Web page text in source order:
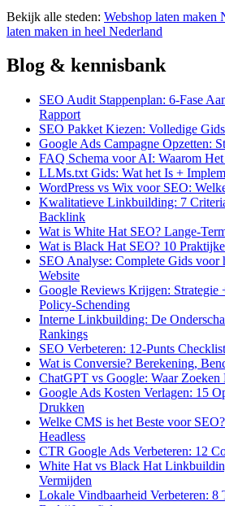
Bekijk alle steden: Webshop laten maken
laten maken in heel Nederland
Blog & kennisbank
SEO Audit Stappenplan: 6-Fase
Rapport
SEO Pakket Kiezen: Volledige
Google Ads Campagne Opzetten:
FAQ Schema voor AI: Waarom
LLMs.txt Gids: Wat het Is +
WordPress vs Wix voor SEO:
Kwalitatieve Linkbuilding: 7
Backlink
Wat is White Hat SEO? Lange-
Wat is Black Hat SEO? 10
SEO Analyse: Complete Gids voor
Website
Google Reviews Krijgen: Strategie
Policy-Schending
Interne Linkbuilding: De
Rankings
SEO Verbeteren: 12-Punts
Wat is Conversie? Berekening,
ChatGPT vs Google: Waar Zoeken
Google Ads Kosten Verlagen: 15
Drukken
Welke CMS is het Beste voor
Headless
CTR Google Ads Verbeteren: 12
White Hat vs Black Hat
Vermijden
Lokale Vindbaarheid Verbeteren: 8